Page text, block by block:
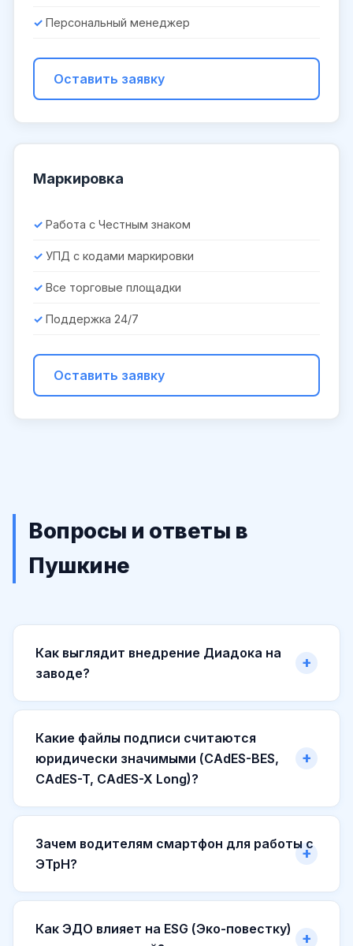
Персональный менеджер
Оставить заявку
Маркировка
Работа с Честным знаком
УПД с кодами маркировки
Все торговые площадки
Поддержка 24/7
Оставить заявку
Вопросы и ответы в
Пушкине
Как выглядит внедрение Диадока на
заводе?
Какие файлы подписи считаются
юридически значимыми (CAdES-BES,
CAdES-T, CAdES-X Long)?
Зачем водителям смартфон для работы с
ЭТрН?
Как ЭДО влияет на ESG (Эко-повестку)